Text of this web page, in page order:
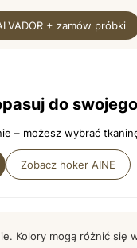
+ zamów próbki
do
– możesz wybrać
Zobacz hoker AINE
Kolory mogą różnić się